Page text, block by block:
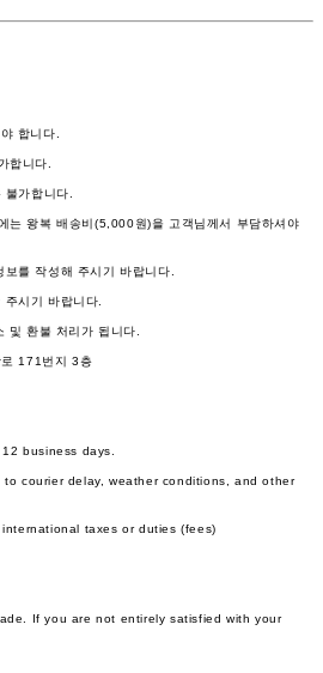
합니다.
합니다.
가합니다.
는 왕복 배송비(5,000원)을 고객님께서 부담하셔야
를 작성해 주시기 바랍니다.
시기 바랍니다.
및 환불 처리가 됩니다.
171번지 3층
business days.
courier delay, weather conditions, and other
taxes or duties (fees)
If you are not entirely satisfied with your